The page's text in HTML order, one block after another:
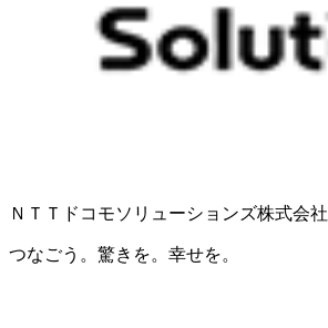
ＮＴＴドコモソリューションズ株式会社
つなごう。驚きを。幸せを。